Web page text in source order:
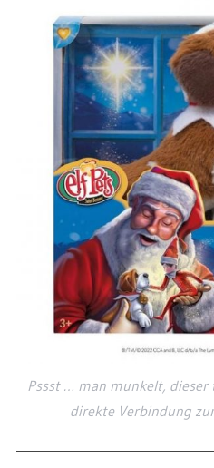
Pssst … man munkelt,
direkte Verbindung